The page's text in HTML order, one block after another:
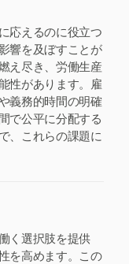
応えるのに役立つ
響を及ぼすことが
え尽き、労働生産
性があります。雇
義務的時間の明確
で公平に分配する
、これらの課題に
く選択肢を提供
を高めます。この